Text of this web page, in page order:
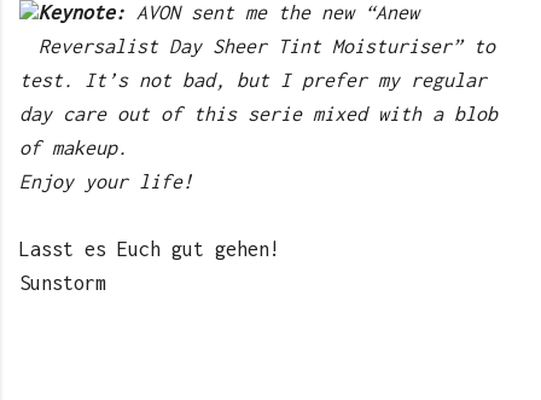
Keynote: AVON sent me the new “Anew
Reversalist Day Sheer Tint Moisturiser” to
test. It’s not bad, but I prefer my regular
day care out of this serie mixed with a blob
of makeup.
Enjoy your life!
Lasst es Euch gut gehen!
Sunstorm